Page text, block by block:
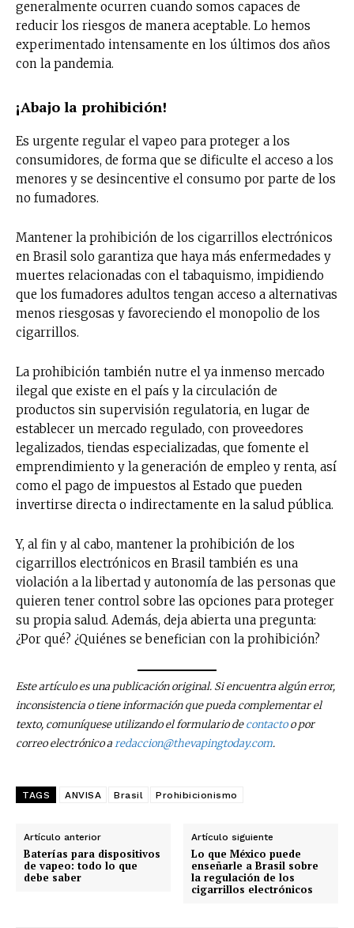
generalmente ocurren cuando somos capaces de
reducir los riesgos de manera aceptable. Lo hemos
experimentado intensamente en los últimos dos años
con la pandemia.
¡Abajo la prohibición!
Es urgente regular el vapeo para proteger a los
consumidores, de forma que se dificulte el acceso a los
menores y se desincentive el consumo por parte de los
no fumadores.
Mantener la prohibición de los cigarrillos electrónicos
en Brasil solo garantiza que haya más enfermedades y
muertes relacionadas con el tabaquismo, impidiendo
que los fumadores adultos tengan acceso a alternativas
menos riesgosas y favoreciendo el monopolio de los
cigarrillos.
La prohibición también nutre el ya inmenso mercado
ilegal que existe en el país y la circulación de
productos sin supervisión regulatoria, en lugar de
establecer un mercado regulado, con proveedores
legalizados, tiendas especializadas, que fomente el
emprendimiento y la generación de empleo y renta, así
como el pago de impuestos al Estado que pueden
invertirse directa o indirectamente en la salud pública.
Y, al fin y al cabo, mantener la prohibición de los
cigarrillos electrónicos en Brasil también es una
violación a la libertad y autonomía de las personas que
quieren tener control sobre las opciones para proteger
su propia salud. Además, deja abierta una pregunta:
¿Por qué? ¿Quiénes se benefician con la prohibición?
Este artículo es una publicación original. Si encuentra algún error,
inconsistencia o tiene información que pueda complementar el
texto, comuníquese utilizando el formulario decontactoo por
correo electrónico aredaccion@thevapingtoday.com.
TAGS ANVISA Brasil Prohibicionismo
Artículo anterior
Baterías para dispositivos
de vapeo: todo lo que
debe saber
Artículo siguiente
Lo que México puede
enseñarle a Brasil sobre
la regulación de los
cigarrillos electrónicos